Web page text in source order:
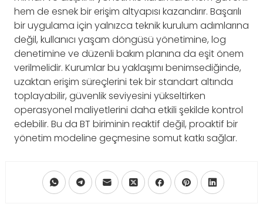
hem de esnek bir erişim altyapısı kazandırır. Başarılı
bir uygulama için yalnızca teknik kurulum adımlarına
değil, kullanıcı yaşam döngüsü yönetimine, log
denetimine ve düzenli bakım planına da eşit önem
verilmelidir. Kurumlar bu yaklaşımı benimsediğinde,
uzaktan erişim süreçlerini tek bir standart altında
toplayabilir, güvenlik seviyesini yükseltirken
operasyonel maliyetlerini daha etkili şekilde kontrol
edebilir. Bu da BT biriminin reaktif değil, proaktif bir
yönetim modeline geçmesine somut katkı sağlar.